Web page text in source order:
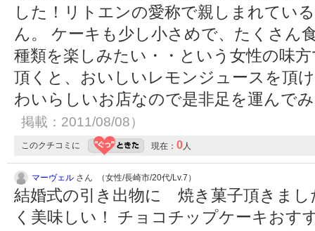
した！リトエンの愛称で親しまれてい
ん。 ケーキも少し小さめで、たくさん
種類を楽しみたい・・という女性の味
頂くと、おいしいレモンジュースを頂
わいらしいお店なので是非足を運んで
掲載：2011/08/08）
このクチコミに 現在： 0人
マーヴェル さん （女性/長崎市/20代/Lv.7）
結婚式の引き出物に 焼き菓子頂きまし
く美味しい！ チョコチップケーキおす